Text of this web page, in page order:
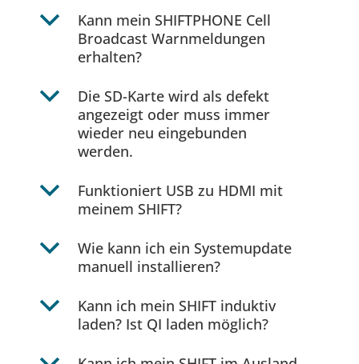
b
Kann mein SHIFTPHONE Cell
Broadcast Warnmeldungen
erhalten?
b
Die SD-Karte wird als defekt
angezeigt oder muss immer
wieder neu eingebunden
werden.
b
Funktioniert USB zu HDMI mit
meinem SHIFT?
b
Wie kann ich ein Systemupdate
manuell installieren?
b
Kann ich mein SHIFT induktiv
laden? Ist QI laden möglich?